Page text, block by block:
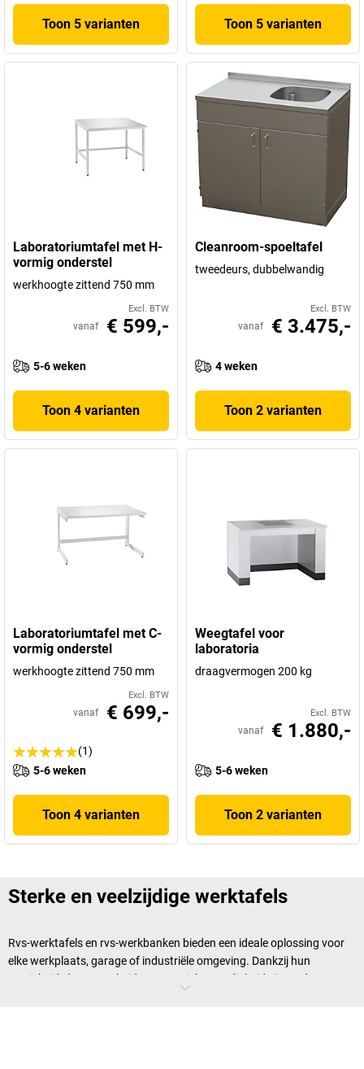
Toon 5 varianten Toon 5 varianten
Laboratoriumtafel met H-
vormig onderstel
werkhoogte zittend 750 mm
Excl. BTW
vanaf € 599,-
5-6 weken
Toon 4 varianten
Cleanroom-spoeltafel
tweedeurs, dubbelwandig
Excl. BTW
vanaf € 3.475,-
4 weken
Toon 2 varianten
Laboratoriumtafel met C-
vormig onderstel
werkhoogte zittend 750 mm
Excl. BTW
vanaf € 699,-
(1)
5-6 weken
Toon 4 varianten
Weegtafel voor
laboratoria
draagvermogen 200 kg
Excl. BTW
vanaf € 1.880,-
5-6 weken
Toon 2 varianten
Sterke en veelzijdige werktafels
Rvs-werktafels en rvs-werkbanken bieden een ideale oplossing voor
elke werkplaats, garage of industriële omgeving. Dankzij hun
stevigheid, duurzaamheid en corrosiebestendigheid zijn ze de